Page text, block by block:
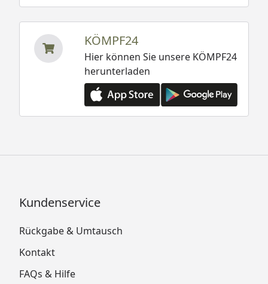
KÖMPF24
Hier können Sie unsere KÖMPF24
herunterladen
Kundenservice
Rückgabe & Umtausch
Kontakt
FAQs & Hilfe